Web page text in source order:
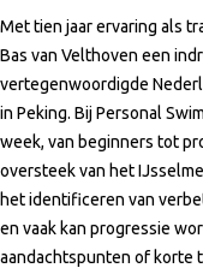
Met tien jaar ervaring als
Bas van Velthoven een
vertegenwoordigde
in Peking. Bij Personal
week, van beginners tot
oversteek van het
het identificeren van
en vaak kan progressie
aandachtspunten of korte